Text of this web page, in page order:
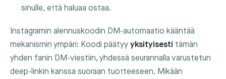
sinulle, että haluaa ostaa.
Instagramin alennuskoodin DM-automaatio kääntää
mekanismin ympäri: Koodi päätyy yksityisesti tämän
yhden fanin DM-viestiin, yhdessä seurannalla varustetun
deep-linkin kanssa suoraan tuotteeseen. Mikään